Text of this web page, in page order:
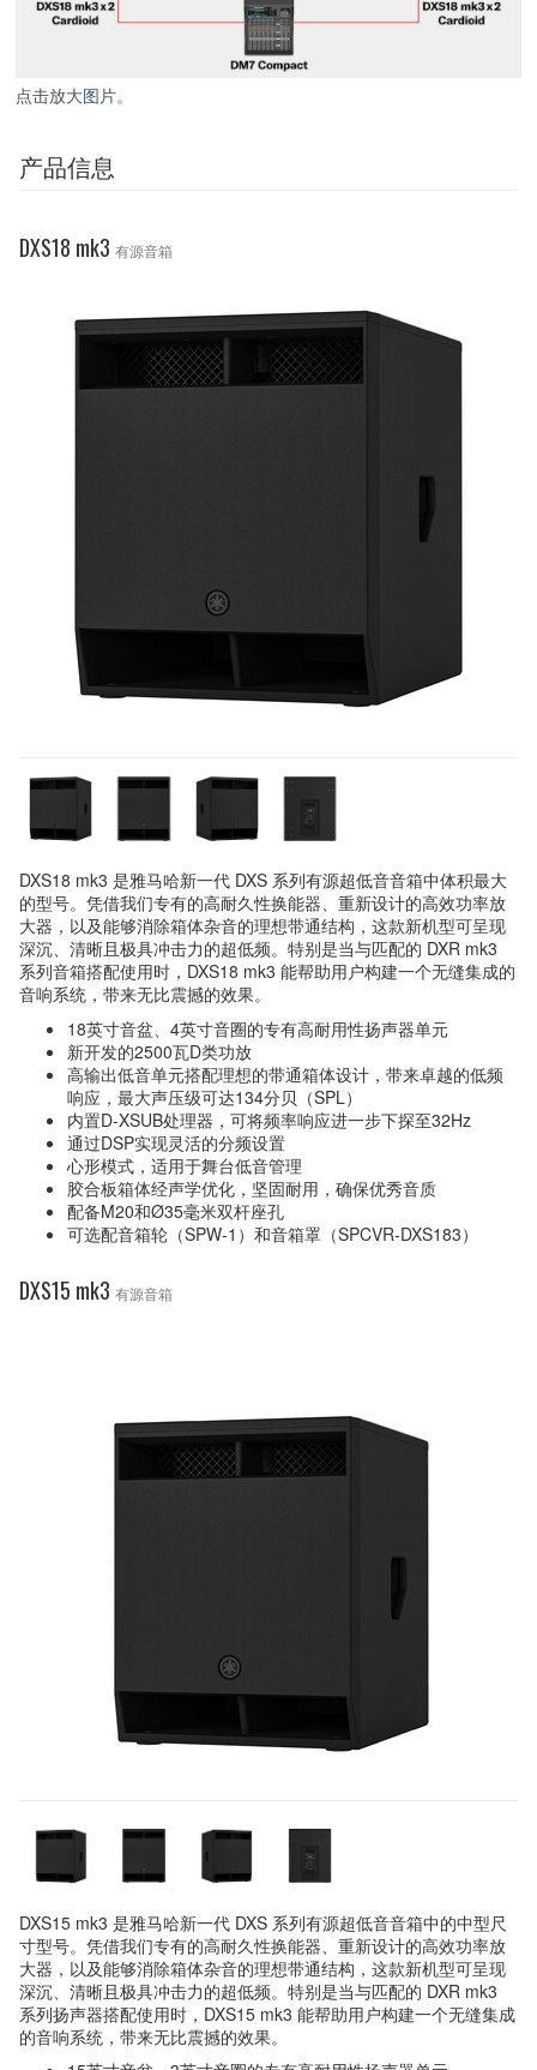
点击放大图片。
产品信息
DXS18 mk3 有源音箱
DXS18 mk3 是雅马哈新一代 DXS 系列有源超低音音箱中体积最大
的型号。凭借我们专有的高耐久性换能器、重新设计的高效功率放
大器，以及能够消除箱体杂音的理想带通结构，这款新机型可呈现
深沉、清晰且极具冲击力的超低频。特别是当与匹配的 DXR mk3
系列音箱搭配使用时，DXS18 mk3 能帮助用户构建一个无缝集成的
音响系统，带来无比震撼的效果。
18英寸音盆、4英寸音圈的专有高耐用性扬声器单元
新开发的2500瓦D类功放
高输出低音单元搭配理想的带通箱体设计，带来卓越的低频
响应，最大声压级可达134分贝（SPL）
内置D-XSUB处理器，可将频率响应进一步下探至32Hz
通过DSP实现灵活的分频设置
心形模式，适用于舞台低音管理
胶合板箱体经声学优化，坚固耐用，确保优秀音质
配备M20和Ø35毫米双杆座孔
可选配音箱轮（SPW-1）和音箱罩（SPCVR-DXS183）
DXS15 mk3 有源音箱
DXS15 mk3 是雅马哈新一代 DXS 系列有源超低音音箱中的中型尺
寸型号。凭借我们专有的高耐久性换能器、重新设计的高效功率放
大器，以及能够消除箱体杂音的理想带通结构，这款新机型可呈现
深沉、清晰且极具冲击力的超低频。特别是当与匹配的 DXR mk3
系列扬声器搭配使用时，DXS15 mk3 能帮助用户构建一个无缝集成
的音响系统，带来无比震撼的效果。